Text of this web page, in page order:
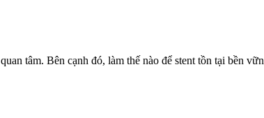
tâm. Bên cạnh đó, làm thế nào để stent tồn tại bền